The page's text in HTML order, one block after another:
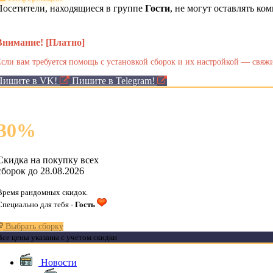
находящиеся в группе Гости, не могут оставлять
[Платно]
вам требуется помощь с установкой сборок и их настройкой —
в VK! Пишите в Telegram!
%
на покупку всех
до 28.08.2026
рандомных скидок.
для тебя - Гость
Выбрать сборку
цены указаны с учетом скидки
Новости